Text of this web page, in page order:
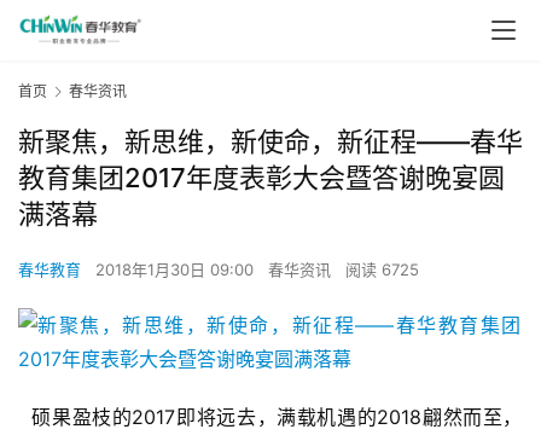
首页 春华资讯
新聚焦，新思维，新使命，新征程——春华
教育集团2017年度表彰大会暨答谢晚宴圆
满落幕
春华教育 2018年1月30日 09:00 春华资讯 阅读 6725
  硕果盈枝的2017即将远去，满载机遇的2018翩然而至，